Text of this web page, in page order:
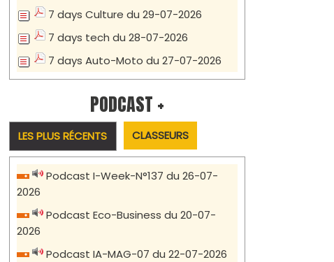
7 days Culture du 29-07-2026
7 days tech du 28-07-2026
7 days Auto-Moto du 27-07-2026
PODCAST +
LES PLUS RÉCENTS CLASSEURS
Podcast I-Week-N°137 du 26-07-
2026
Podcast Eco-Business du 20-07-
2026
Podcast IA-MAG-07 du 22-07-2026